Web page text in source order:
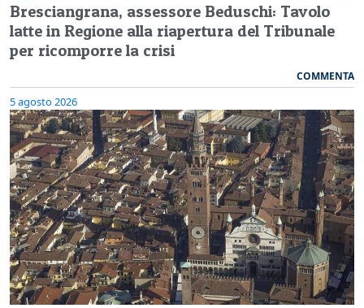
Bresciangrana, assessore Beduschi: Tavolo
latte in Regione alla riapertura del Tribunale
per ricomporre la crisi
COMMENTA
5 agosto 2026